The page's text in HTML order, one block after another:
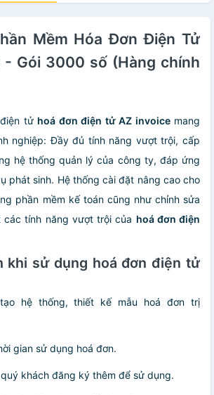
Mềm Hóa Đơn Điện Tử
- Gói 3000 số (Hàng chính
tử hoá đơn điện tử AZ invoicemang
nghiệp: Đầy đủ tính năng vượt trội, cấp
hệ thống quản lý của công ty, đáp ứng
phát sinh. Hệ thống cài đặt nâng cao cho
phần mềm kế toán cũng như chỉnh sửa
các tính năng vượt trội của hoá đơn điện
khi sử dụng hoá đơn điện tử
hệ thống, thiết kế mẫu hoá đơn trị
gian sử dụng hoá đơn.
khách đăng ký thêm để sử dụng.